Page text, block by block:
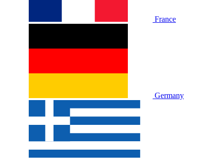
France
Germany